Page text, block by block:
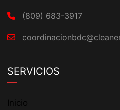
(809) 683-3917
SERVICIOS
Inicio